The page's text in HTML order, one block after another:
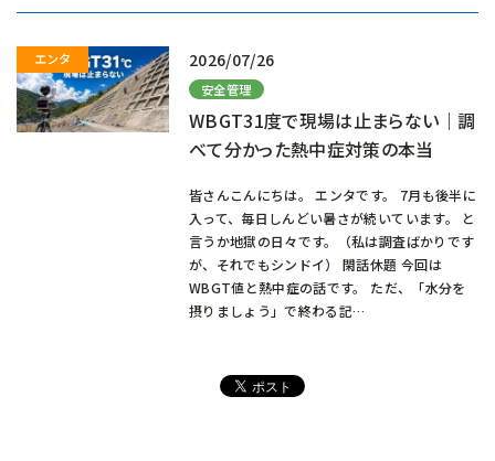
2026/07/26
安全管理
WBGT31度で現場は止まらない｜調
べて分かった熱中症対策の本当
皆さんこんにちは。 エンタです。 7月も後半に
入って、毎日しんどい暑さが続いています。 と
言うか地獄の日々です。（私は調査ばかりです
が、それでもシンドイ） 閑話休題 今回は
WBGT値と熱中症の話です。 ただ、「水分を
摂りましょう」で終わる記…